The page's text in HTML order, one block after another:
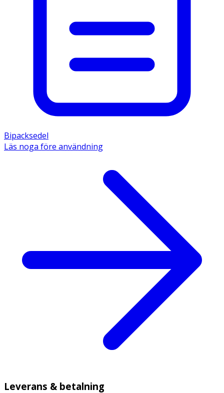
Bipacksedel
Läs noga före användning
Leverans & betalning